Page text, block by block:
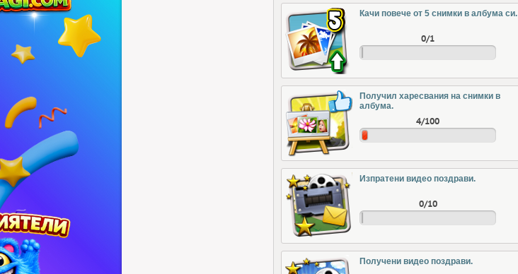
Качи повече от 5 снимки в албума си.
0/1
Получил харесвания на снимки в
албума.
4/100
Изпратени видео поздрави.
0/10
Получени видео поздрави.